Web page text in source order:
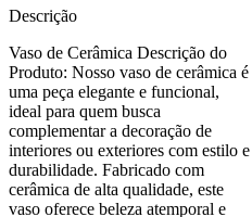
Descrição
Vaso de Cerâmica Descrição do
Produto: Nosso vaso de cerâmica é
uma peça elegante e funcional,
ideal para quem busca
complementar a decoração de
interiores ou exteriores com estilo e
durabilidade. Fabricado com
cerâmica de alta qualidade, este
vaso oferece beleza atemporal e